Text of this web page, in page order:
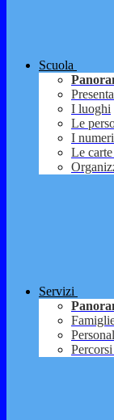
Scuola
I luoghi
Le
I
Le
Servizi